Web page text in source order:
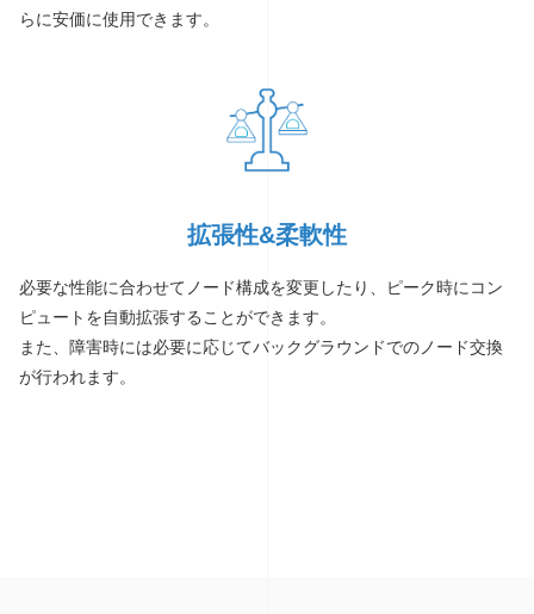
らに安価に使用できます。
拡張性&柔軟性
必要な性能に合わせてノード構成を変更したり、ピーク時にコン
ピュートを自動拡張することができます。
また、障害時には必要に応じてバックグラウンドでのノード交換
が行われます。